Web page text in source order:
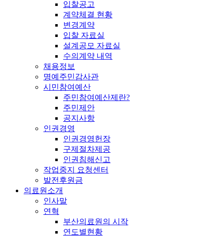
입찰공고
계약체결 현황
변경계약
입찰 자료실
설계공모 자료실
수의계약 내역
채용정보
명예주민감사관
시민참여예산
주민참여예산제란?
주민제안
공지사항
인권경영
인권경영헌장
구제절차제공
인권침해신고
작업중지 요청센터
발전후원금
의료원소개
인사말
연혁
부산의료원의 시작
연도별현황